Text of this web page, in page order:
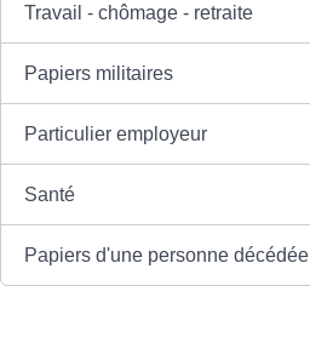
Travail - chômage - retraite
Papiers militaires
Particulier employeur
Santé
Papiers d'une personne décédée